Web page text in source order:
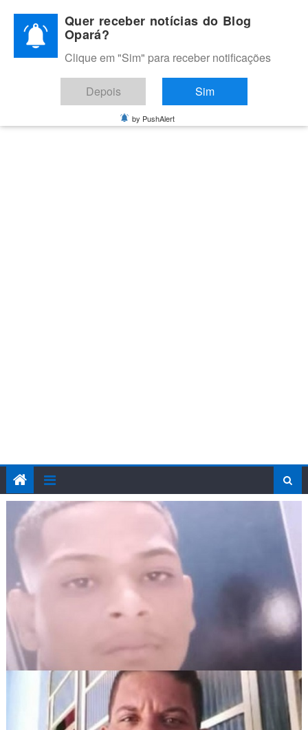
content
BLOG OPARÁ
Melhores notícias de Juazeiro, Petrolina e do Vale do São
Francisco
Quer receber notícias do Blog
Opará?
Clique em "Sim" para receber notificações
Depois Sim
by PushAlert